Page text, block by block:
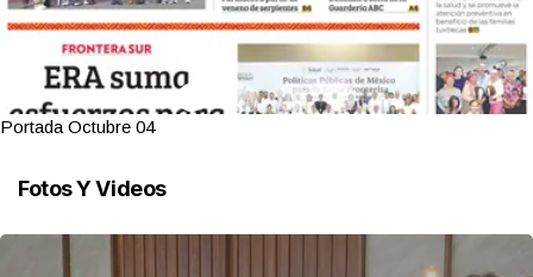
Portada Octubre 04
Fotos Y Videos